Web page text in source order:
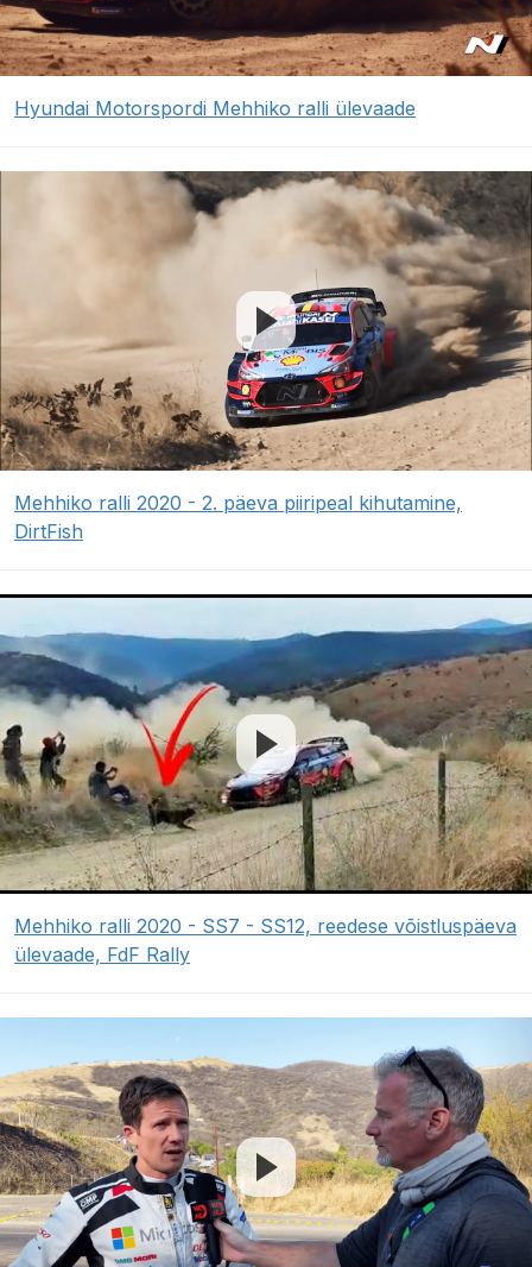
Hyundai Motorspordi Mehhiko ralli ülevaade
Mehhiko ralli 2020 - 2. päeva piiripeal kihutamine,
DirtFish
Mehhiko ralli 2020 - SS7 - SS12, reedese võistluspäeva
ülevaade, FdF Rally